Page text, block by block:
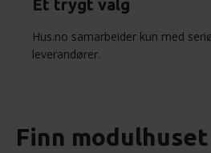
Et trygt valg
Hus.no samarbeider kun med
leverandører.
Finn